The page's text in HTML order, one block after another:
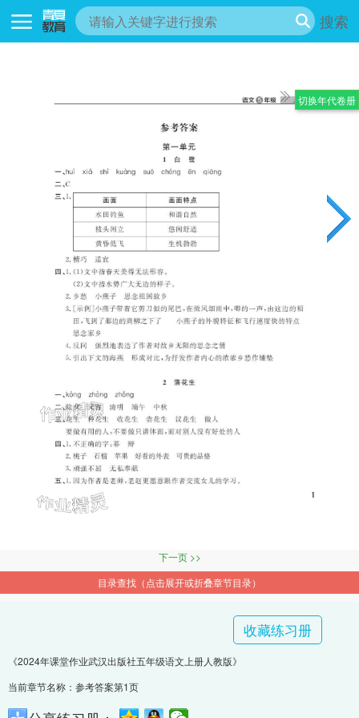
搜索
下一页 >>
目录查找（点击展开或折叠章节目录）
收藏练习册
《2024年课堂作业武汉出版社五年级语文上册人教版》
当前章节名称：参考答案第1页
切换年代卷册